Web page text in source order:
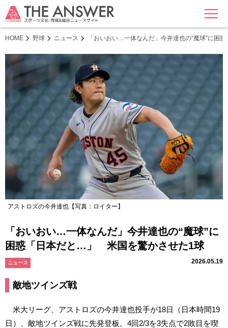
MENU
HOME 野球 ニュース 「おいおい…一体なんだ」今井達也の“魔球”に
アストロズの今井達也【写真：ロイター】
「おいおい…一体なんだ」今井達也の“魔球”に
困惑「日本だと…」 米国を驚かさせた1球
ニュース 2026.05.19
敵地ツインズ戦
米大リーグ、アストロズの今井達也投手が18日（日本時間19
日）、敵地ツインズ戦に先発登板。4回2/3を3失点で2敗目を喫